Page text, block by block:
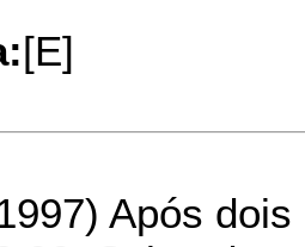
[E]
Após